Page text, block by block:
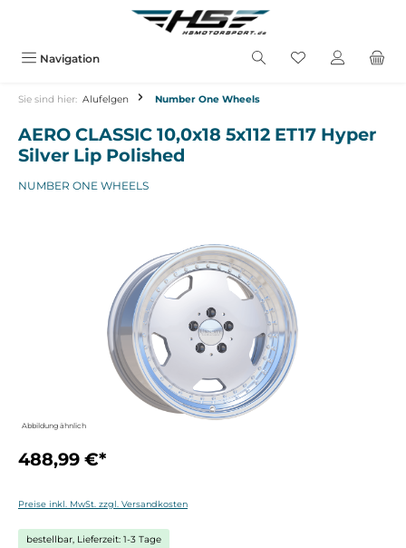
Navigation
Sie sind hier: Alufelgen Number One Wheels
AERO CLASSIC 10,0x18 5x112 ET17 Hyper
Silver Lip Polished
NUMBER ONE WHEELS
Abbildung ähnlich
488,99 €*
Preise inkl. MwSt. zzgl. Versandkosten
bestellbar, Lieferzeit: 1-3 Tage